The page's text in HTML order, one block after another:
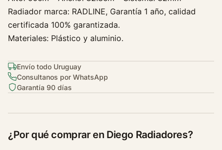
r
1
2
0
C
a
a
Radiador marca: RADLINE, Garantía 1 año, calidad
certificada 100% garantizada.
Materiales: Plástico y aluminio.
Envío todo Uruguay
Consultanos por WhatsApp
Garantía 90 días
¿Por qué comprar en Diego Radiadores?